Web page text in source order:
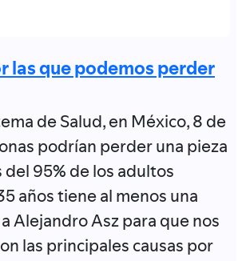
las que podemos perder
de Salud, en México, 8 de
podrían perder una pieza
del 95% de los adultos
años tiene al menos una
Alejandro Asz para que nos
las principales causas por